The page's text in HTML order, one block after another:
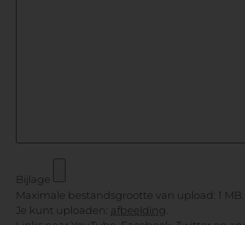
Bijlage
Maximale bestandsgrootte van upload: 1 MB.
Je kunt uploaden: afbeelding.